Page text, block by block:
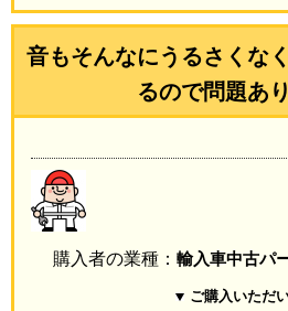
音もそんなにうるさくな
るので問題あ
購入者の業種： 輸入車中古パ
ご購入いただ